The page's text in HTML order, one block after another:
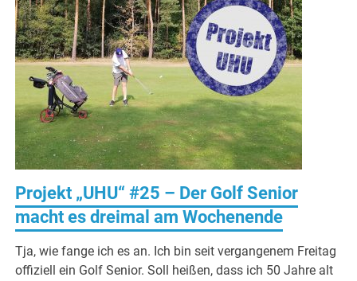
Projekt „UHU“ #25 – Der Golf Senior
macht es dreimal am Wochenende
Tja, wie fange ich es an. Ich bin seit vergangenem Freitag
offiziell ein Golf Senior. Soll heißen, dass ich 50 Jahre alt